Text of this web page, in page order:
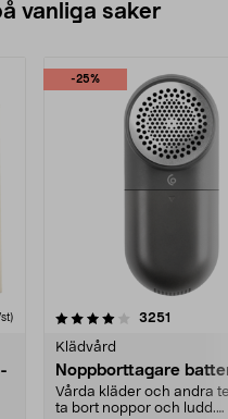
vanliga saker
-25%
3251
Klädvård
Noppborttagare
Vårda kläder och andra
ta bort noppor och ludd.
4.5av 5 stjärnor